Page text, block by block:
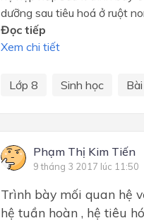
dưỡng sau tiêu hoá ở ruột
Đọc tiếp
Xem chi tiết
Lớp 8 Sinh học
Phạm Thị Kim Tiến
9 tháng 3 2017 lúc 11:50
Trình bày mối quan hệ
hệ tuần hoàn , hệ tiêu